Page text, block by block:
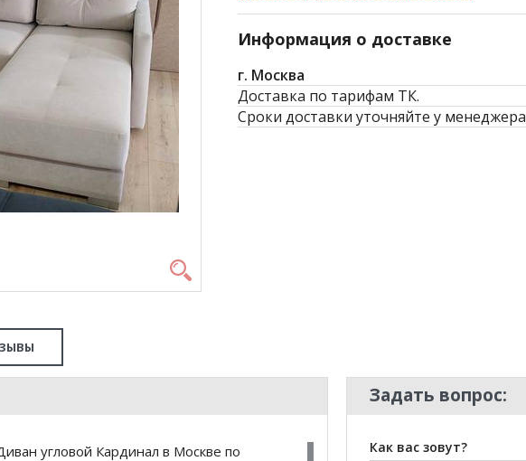
Информация о доставке
г. Москва
Доставка по тарифам ТК.
Сроки доставки уточняйте у менеджера
угловой Кардинал в Москве по
Задать вопрос:
Как вас зовут?